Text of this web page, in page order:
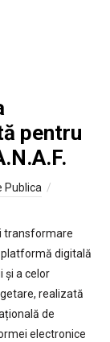
pentru
Publica
transformare
platformă digitală
și a celor
realizată
de
electronice